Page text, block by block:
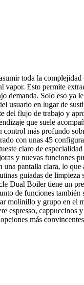
toda la
Esto permite
demanda. Solo eso ya
usuario en lugar de
del flujo de trabajo y
que suele
control más profundo
con unas 45
claro de
y nuevas funciones
pantalla clara, lo
guiadas de
Dual Boiler tiene un
de funciones también
molinillo y grupo en el
espresso, cappuccinos
más